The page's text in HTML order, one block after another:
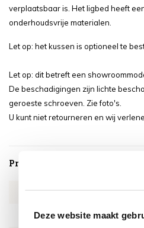
Deze website maakt
verplaatsbaar is. Het ligbed heeft
onderhoudsvrije materialen.
Let op: het kussen is optioneel te
Let op: dit betreft een
De beschadigingen zijn lichte
geroeste schroeven. Zie foto's.
U kunt niet retourneren en wij
Productspecificaties
Artikelnummer
SKU